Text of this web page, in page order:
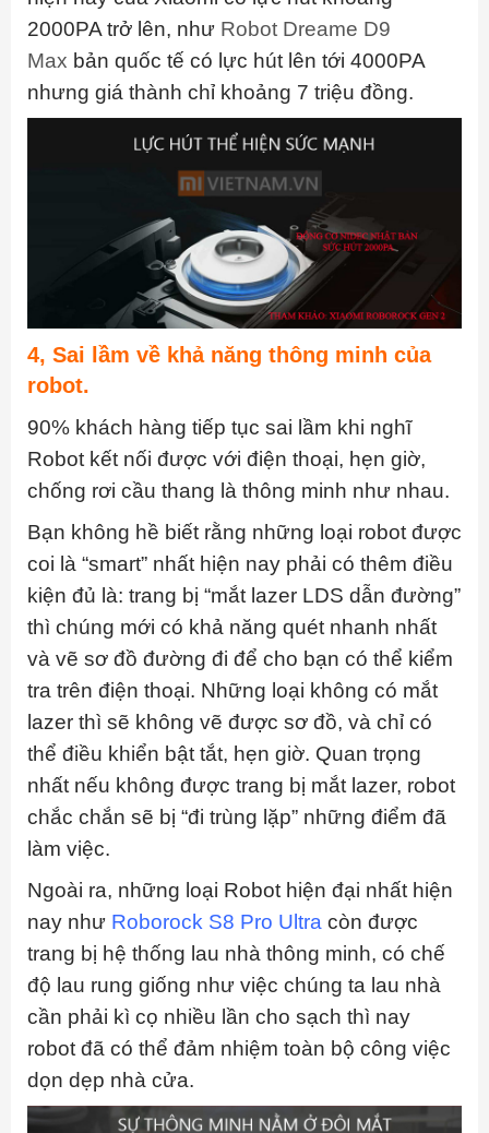
2000PA trở lên, như Robot Dreame D9
Max bản quốc tế có lực hút lên tới 4000PA
nhưng giá thành chỉ khoảng 7 triệu đồng.
4, Sai lầm về khả năng thông minh của
robot.
90% khách hàng tiếp tục sai lầm khi nghĩ
Robot kết nối được với điện thoại, hẹn giờ,
chống rơi cầu thang là thông minh như nhau.
Bạn không hề biết rằng những loại robot được
coi là “smart” nhất hiện nay phải có thêm điều
kiện đủ là: trang bị “mắt lazer LDS dẫn đường”
thì chúng mới có khả năng quét nhanh nhất
và vẽ sơ đồ đường đi để cho bạn có thể kiểm
tra trên điện thoại. Những loại không có mắt
lazer thì sẽ không vẽ được sơ đồ, và chỉ có
thể điều khiển bật tắt, hẹn giờ. Quan trọng
nhất nếu không được trang bị mắt lazer, robot
chắc chắn sẽ bị “đi trùng lặp” những điểm đã
làm việc.
Ngoài ra, những loại Robot hiện đại nhất hiện
nay như Roborock S8 Pro Ultra còn được
trang bị hệ thống lau nhà thông minh, có chế
độ lau rung giống như việc chúng ta lau nhà
cần phải kì cọ nhiều lần cho sạch thì nay
robot đã có thể đảm nhiệm toàn bộ công việc
dọn dẹp nhà cửa.